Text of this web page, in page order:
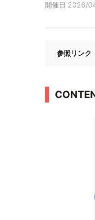
開催日 2026/
参照リンク